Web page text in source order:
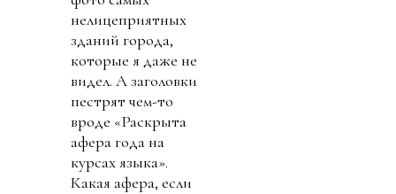
нелицеприятных
зданий города,
которые я даже не
видел. А заголовки
пестрят чем-то
вроде «Раскрыта
афера года на
курсах языка».
Какая афера, если